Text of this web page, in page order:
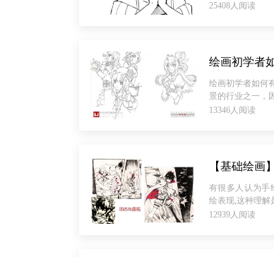
25408人阅读
绘画初学者
绘画初学者如何
景的行业之一，
13346人阅读
【基础绘画
有很多人认为手
绘表现,这种理解
12939人阅读